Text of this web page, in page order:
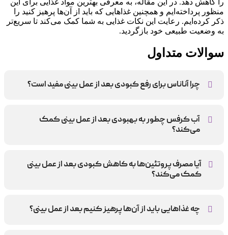
را کاهش دهد. در این مقاله، به معرفی بهترین مواد غذایی برای این
منظور پرداخته‌ایم و همچنین غذاهایی که باید از آن‌ها پرهیز کنید را
ذکر کرده‌ایم. رعایت این نکات غذایی به شما کمک می‌کند تا سریع‌تر
به وضعیت طبیعی خود بازگردید.
سوالات متداول
چرا آناناس برای رفع کبودی بعد از عمل بینی مفید است؟
کمک می‌کند و باعث تسریع در بهبودی کبودی‌ها می‌شود.
آب کرفس چطور به بهبودی بعد از عمل بینی کمک
می‌کند؟
کمک می‌کند و همچنین خاصیت ضد التهابی دارد.
آیا مصرف پروتئین‌ها به کاهش کبودی بعد از عمل بینی
کمک می‌کند؟
می‌کنند که برای بهبودی سریع‌تر بعد از عمل ضروری است.
چه غذاهایی باید از آن‌ها پرهیز کنیم بعد از عمل بینی؟